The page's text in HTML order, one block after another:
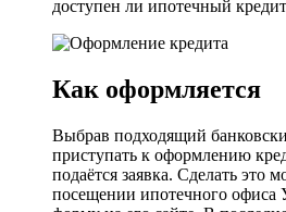
доступен ли ипотечный
Как оформляется
Выбрав подходящий
приступать к оформлению
подаётся заявка. Сделать это
посещении ипотечного офиса